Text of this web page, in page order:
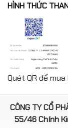
HÌNH THỨC
Quét QR để
CÔNG TY CỔ
55/46 Chính